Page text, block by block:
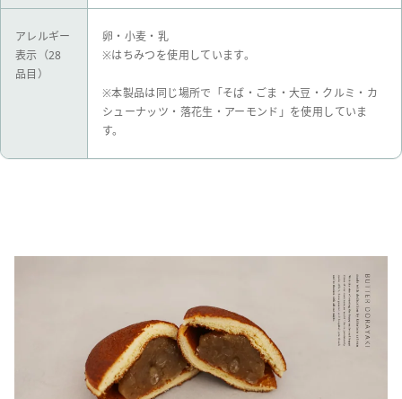
アレルギー
表示（28
品目）
卵・小麦・乳
※はちみつを使用しています。
※本製品は同じ場所で「そば・ごま・大豆・クルミ・カ
シューナッツ・落花生・アーモンド」を使用していま
す。